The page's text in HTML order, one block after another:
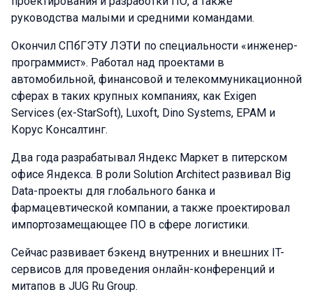
руководства малыми и средними командами.
Окончил СПбГЭТУ ЛЭТИ по специальности «инженер-
программист». Работал над проектами в
автомобильной, финансовой и телекоммуникационной
сферах в таких крупных компаниях, как Exigen
Services (ex-StarSoft), Luxoft, Dino Systems, EPAM и
Корус Консалтинг.
Два года разрабатывал Яндекс Маркет в питерском
офисе Яндекса. В роли Solution Architect развивал Big
Data-проекты для глобального банка и
фармацевтической компании, а также проектировал
импортозамещающее ПО в сфере логистики.
Сейчас развивает бэкенд внутренних и внешних IT-
сервисов для проведения онлайн-конференций и
митапов в JUG Ru Group.